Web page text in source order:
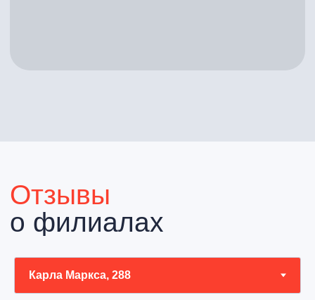
Политика конфиденциальности
Сделано в
2025 АйКлиник
Пользовательское соглашение